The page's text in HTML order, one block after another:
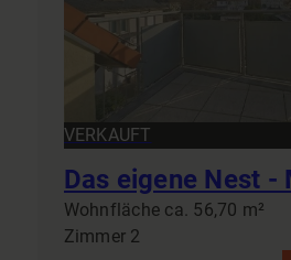
VERKAUFT
Wohnfläche ca. 56,70 m²
Zimmer 2